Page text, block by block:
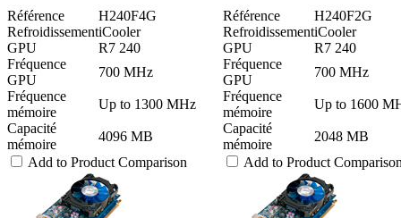
Référence
H240F4G
RefroidissementiCooler
GPU
R7 240
Fréquence
GPU
700 MHz
Fréquence
mémoire
Up to 1300 MHz
Capacité
mémoire
4096 MB
Add to Product Comparison
Référence
H240F2G
RefroidissementiCooler
GPU
R7 240
Fréquence
GPU
700 MHz
Fréquence
mémoire
Up to 1600
Capacité
mémoire
2048 MB
Add to Product